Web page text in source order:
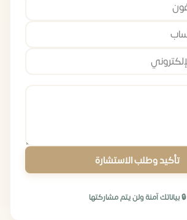
تأكيد وطلب الاستشارة
🔒 بياناتك آمنة ولن يتم مشاركتها